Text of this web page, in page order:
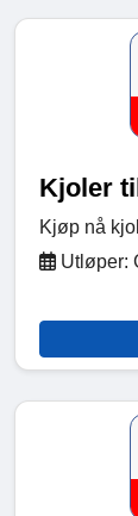
Kjoler
Kjøp nå
Utløper: